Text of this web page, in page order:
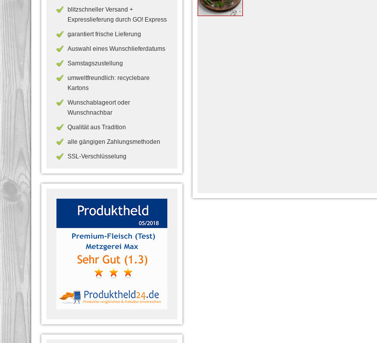
blitzschneller Versand +
Expresslieferung durch GO! Express
garantiert frische Lieferung
Auswahl eines Wunschlieferdatums
Samstagszustellung
umweltfreundlich: recyclebare
Kartons
Wunschablageort oder
Wunschnachbar
Qualität aus Tradition
alle gängigen Zahlungsmethoden
SSL-Verschlüsselung